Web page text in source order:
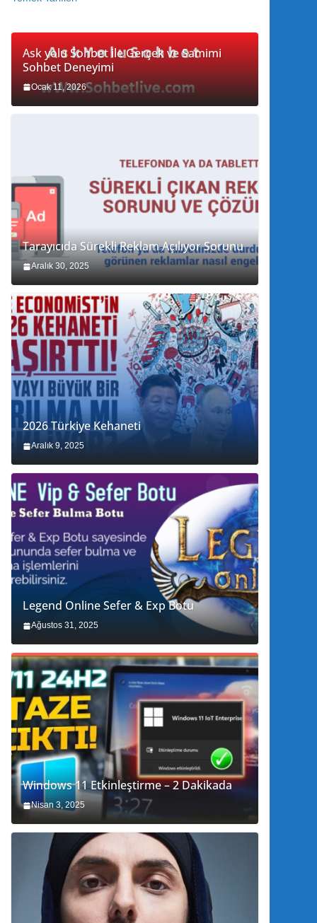
Ask yolu Sohbet ile Gerçek ve Samimi
Sohbet Deneyimi
Ocak 11, 2026
Tarayıcıda Sürekli Reklam Açılıyor Sorunu
Aralık 30, 2025
2026 Türkiye Kehaneti
Aralık 9, 2025
Legend Online Sefer & Exp Botu
Ağustos 31, 2025
Windows 11 Etkinleştirme – 2 Dakikada
Nisan 3, 2025